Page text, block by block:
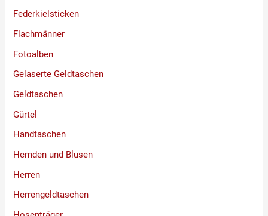
Federkielsticken
Flachmänner
Fotoalben
Gelaserte Geldtaschen
Geldtaschen
Gürtel
Handtaschen
Hemden und Blusen
Herren
Herrengeldtaschen